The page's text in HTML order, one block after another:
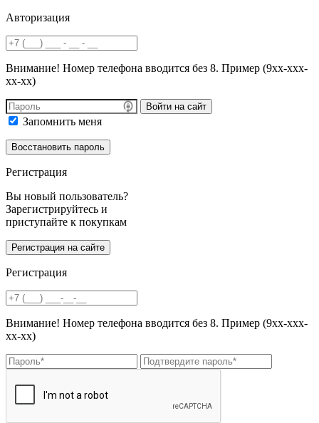
Авторизация
Внимание! Номер телефона вводится без 8. Пример (9хх-ххх-
хх-хх)
Войти на сайт
Запомнить меня
Регистрация
Вы новый пользователь?
Зарегистрируйтесь и
приступайте к покупкам
Регистрация
Внимание! Номер телефона вводится без 8. Пример (9хх-ххх-
хх-хх)